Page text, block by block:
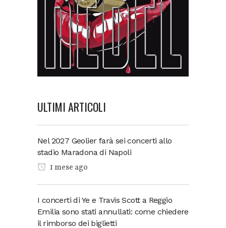
ULTIMI ARTICOLI
Nel 2027 Geolier farà sei concerti allo
stadio Maradona di Napoli
1 mese ago
I concerti di Ye e Travis Scott a Reggio
Emilia sono stati annullati: come chiedere
il rimborso dei biglietti